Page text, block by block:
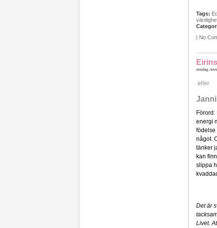
Tags:
| No
onsdag,
eller
energi
födelse
något.
tänker
kan
slippa
Det är
Livet.